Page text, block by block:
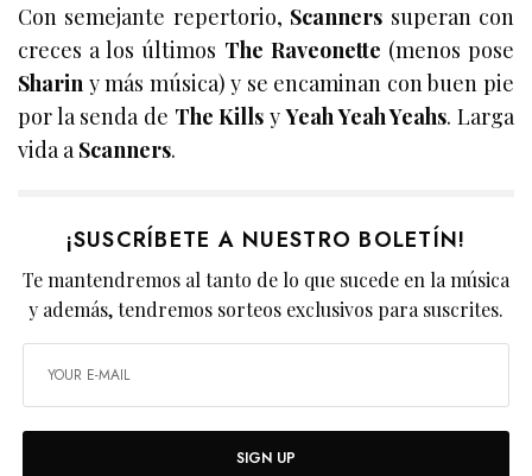
Con semejante repertorio, Scanners superan con
creces a los últimos The Raveonette (menos pose
Sharin y más música) y se encaminan con buen pie
por la senda de The Kills yYeah Yeah Yeahs. Larga
vida aScanners.
¡SUSCRÍBETE A NUESTRO BOLETÍN!
Te mantendremos al tanto de lo que sucede en la música
y además, tendremos sorteos exclusivos para suscrites.
SIGN UP